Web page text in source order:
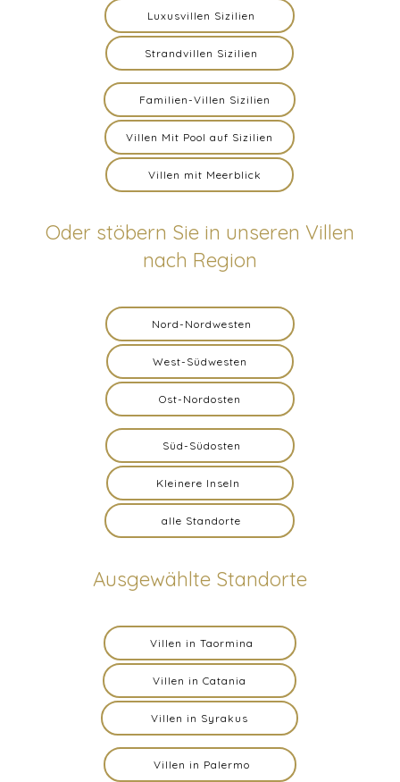
Luxusvillen Sizilien
Strandvillen Sizilien
Familien-Villen Sizilien
Villen Mit Pool auf Sizilien
Villen mit Meerblick
Oder stöbern Sie in unseren Villen
nach Region
Nord-Nordwesten
West-Südwesten
Ost-Nordosten
Süd-Südosten
Kleinere Inseln
alle Standorte
Ausgewählte Standorte
Villen in Taormina
Villen in Catania
Villen in Syrakus
Villen in Palermo